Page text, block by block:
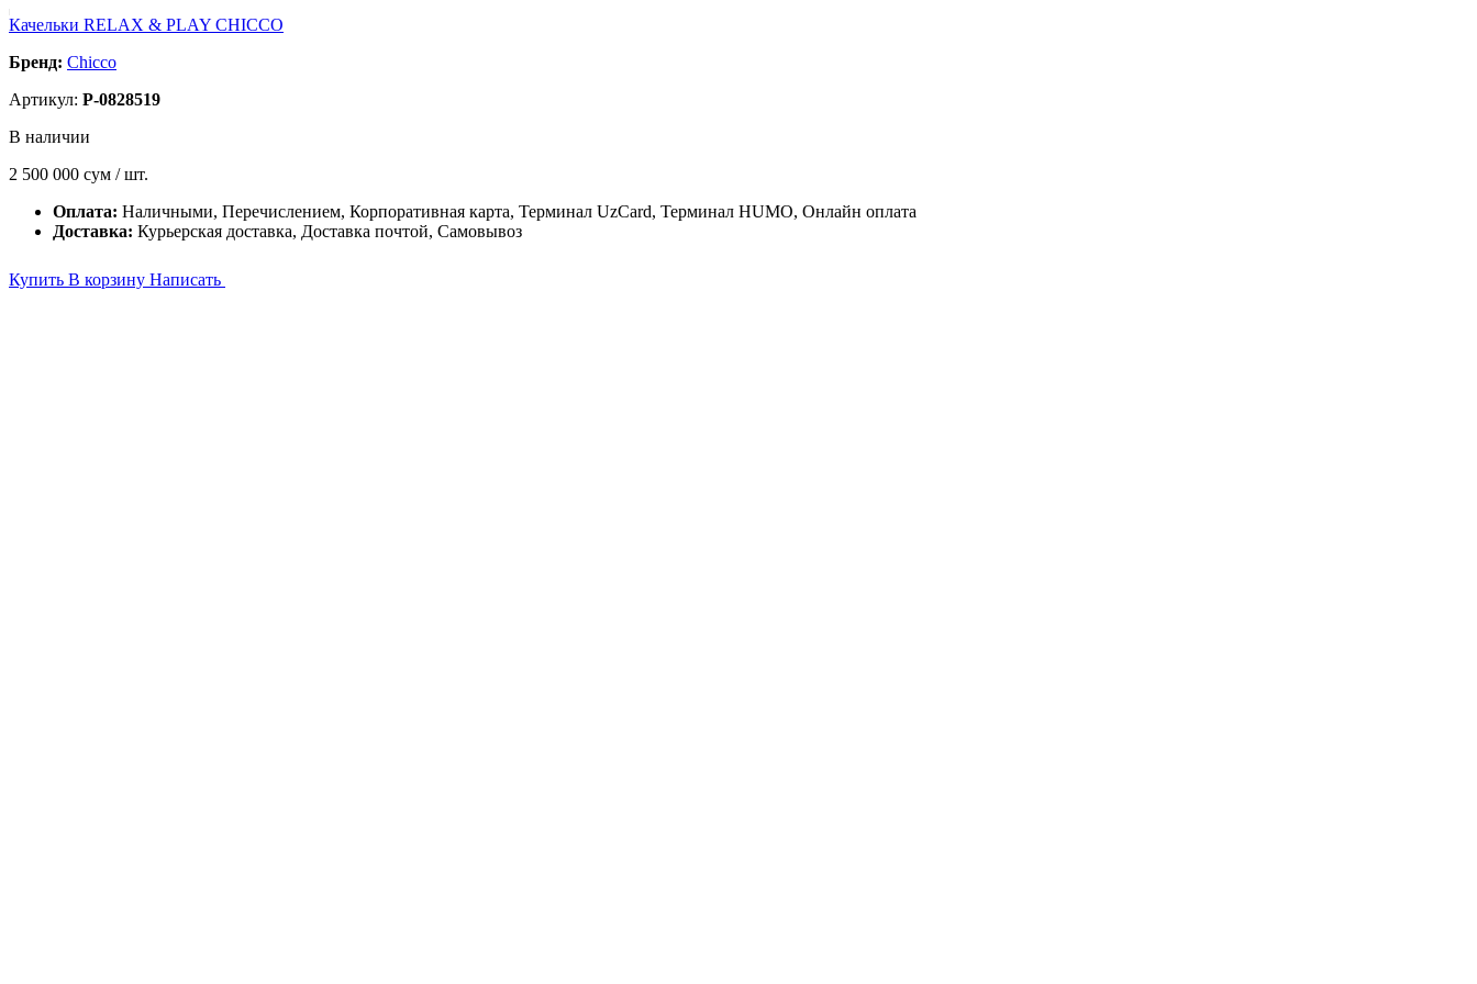
Качельки RELAX & PLAY CHICCO
Бренд: Chicco
Артикул: P-0828519
В наличии
2 500 000 сум / шт.
Оплата: Наличными, Перечислением, Корпоративная карта, Терминал UzCard, Терминал HUMO, Онлайн оплата
Доставка: Курьерская доставка, Доставка почтой, Самовывоз
Купить В корзину Написать